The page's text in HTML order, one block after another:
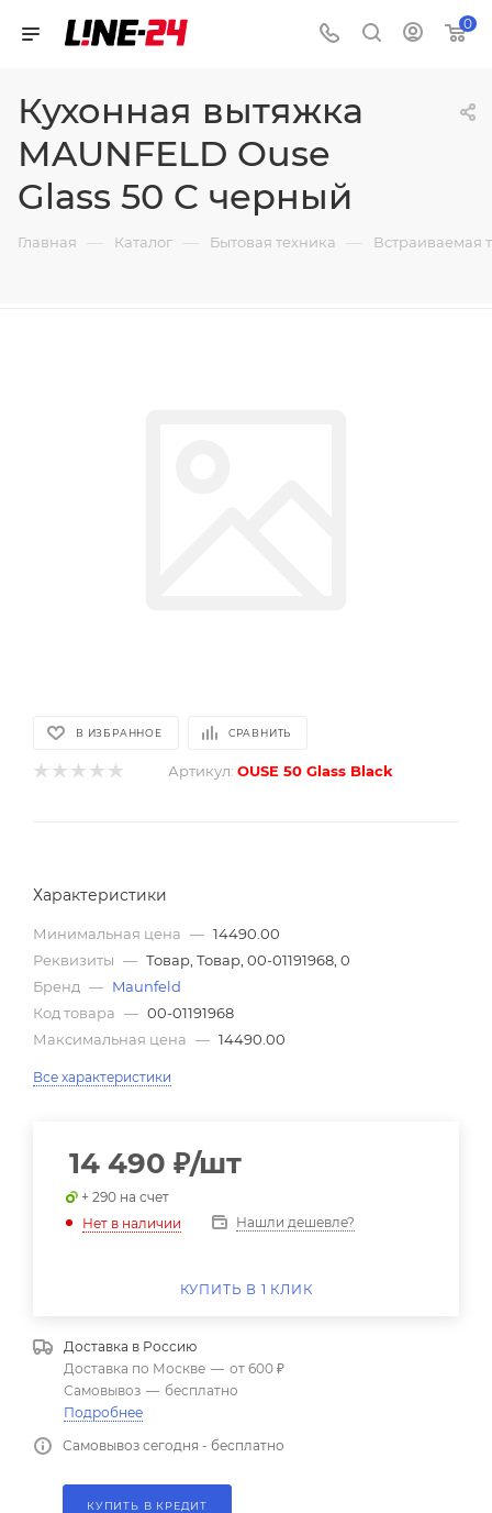
0
Кухонная вытяжка
MAUNFELD Ouse
Glass 50 C черный
Главная — Каталог — Бытовая техника — Встраиваемая
В ИЗБРАННОЕ СРАВНИТЬ
Артикул: OUSE 50 Glass Black
Характеристики
Минимальная цена — 14490.00
Реквизиты — Товар, Товар, 00-01191968, 0
Бренд — Maunfeld
Код товара — 00-01191968
Максимальная цена — 14490.00
Все характеристики
14 490 ₽/шт
+ 290 на счет
Нет в наличии
Нашли дешевле?
КУПИТЬ В 1 КЛИК
Доставка в Россию
Доставка по Москве — от 600 ₽
Самовывоз — бесплатно
Подробнее
Самовывоз сегодня - бесплатно
КУПИТЬ В КРЕДИТ